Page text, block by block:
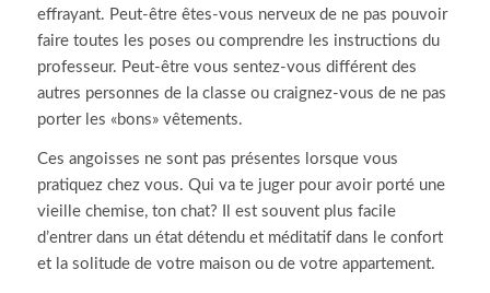
effrayant. Peut-être êtes-vous nerveux de ne pas pouvoir
faire toutes les poses ou comprendre les instructions du
professeur. Peut-être vous sentez-vous différent des
autres personnes de la classe ou craignez-vous de ne pas
porter les «bons» vêtements.
Ces angoisses ne sont pas présentes lorsque vous
pratiquez chez vous. Qui va te juger pour avoir porté une
vieille chemise, ton chat?
Il est souvent plus facile
d’entrer dans un état détendu et méditatif dans le confort
et la solitude de votre maison ou de votre appartement.